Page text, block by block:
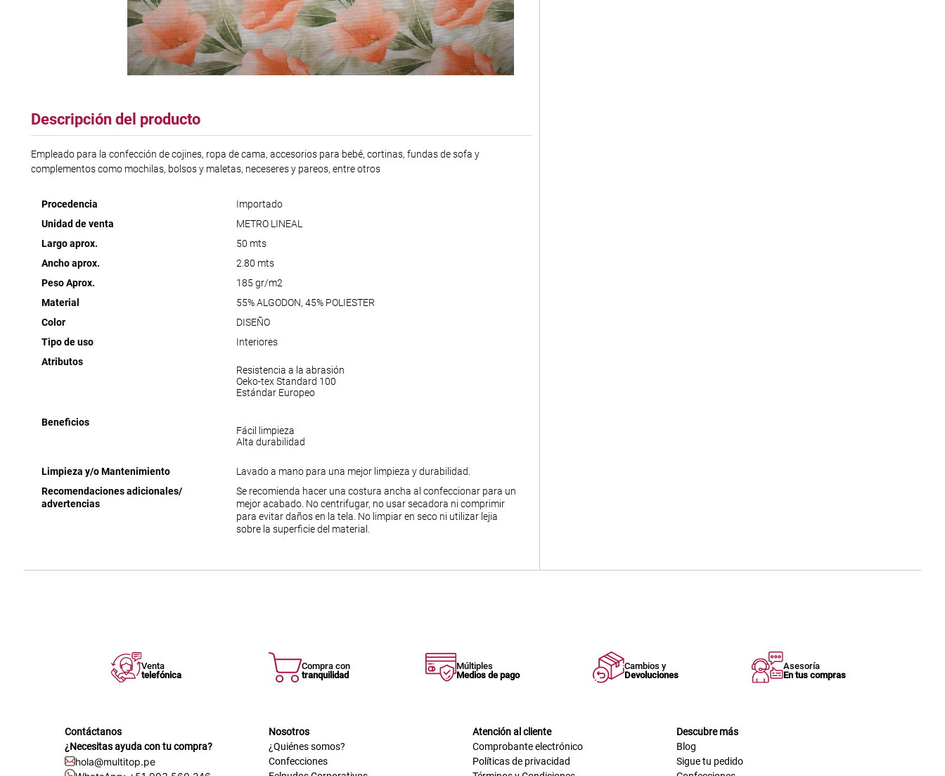
Descripción del producto
Empleado para la confección de cojines, ropa de cama, accesorios para bebé, cortinas, fundas de sofa y
complementos como mochilas, bolsos y maletas, neceseres y pareos, entre otros
Procedencia
Importado
Unidad de venta
METRO LINEAL
Largo aprox.
50 mts
Ancho aprox.
2.80 mts
Peso Aprox.
185 gr/m2
Material
55% ALGODON, 45% POLIESTER
Color
DISEÑO
Tipo de uso
Interiores
Atributos
Resistencia a la abrasión
Oeko-tex Standard 100
Estándar Europeo
Beneficios
Fácil limpieza
Alta durabilidad
Limpieza y/o Mantenimiento
Lavado a mano para una mejor limpieza y durabilidad.
Recomendaciones adicionales/
advertencias
Se recomienda hacer una costura ancha al confeccionar para un
mejor acabado. No centrifugar, no usar secadora ni comprimir
para evitar daños en la tela. No limpiar en seco ni utilizar lejia
sobre la superficie del material.
Venta
telefónica
Compra con
tranquilidad
Múltiples
Medios de pago
Cambios y
Devoluciones
Asesoría
En tus compras
Contáctanos
¿Necesitas ayuda con tu compra?
hola@multitop.pe
Nosotros
¿Quiénes somos?
Confecciones
Atención al cliente
Comprobante electrónico
Políticas de privacidad
Descubre más
Blog
Sigue tu pedido